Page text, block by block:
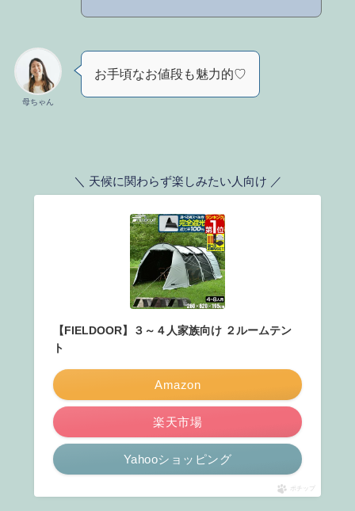
母ちゃん
お手頃なお値段も魅力的♡
＼ 天候に関わらず楽しみたい人向け ／
【FIELDOOR】３～４人家族向け ２ルームテン
ト
Amazon
楽天市場
Yahooショッピング
ポチップ